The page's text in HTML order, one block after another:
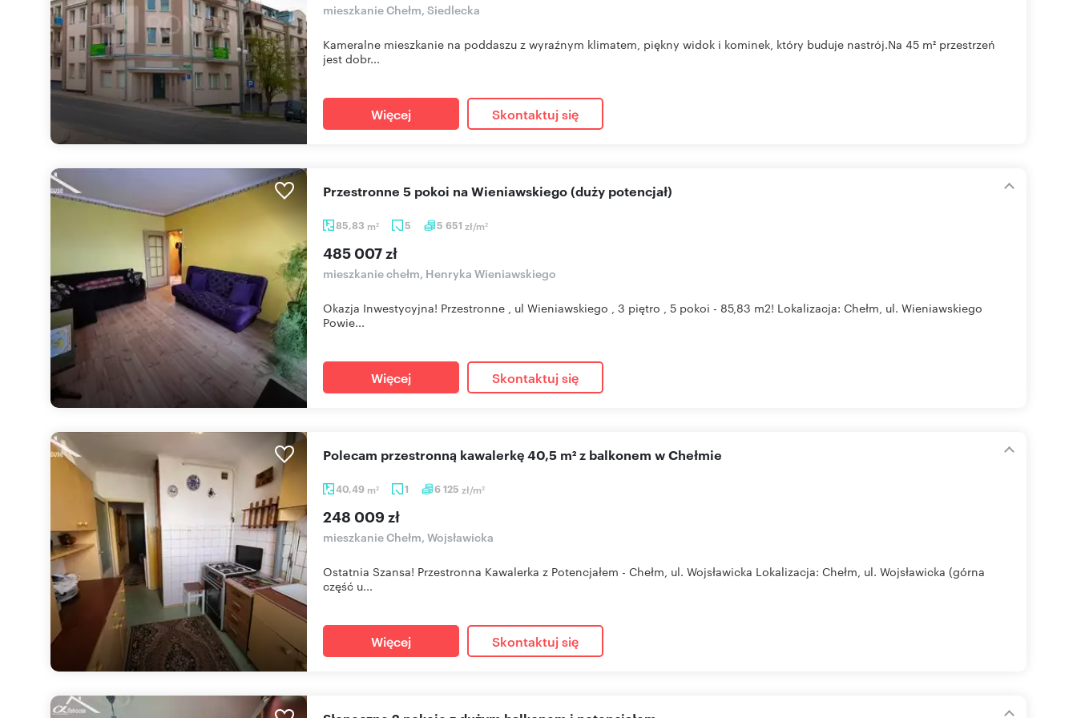
mieszkanie Chełm, Siedlecka
Kameralne mieszkanie na poddaszu z wyraźnym klimatem, piękny widok i kominek, który buduje nastrój.Na 45 m² przestrzeń
jest dobr...
Więcej Skontaktuj się
85,83 m2 5 5 651 zł/m2
Przestronne 5 pokoi na Wieniawskiego (duży potencjał)
485 007 zł
mieszkanie chełm, Henryka Wieniawskiego
Okazja Inwestycyjna! Przestronne , ul Wieniawskiego , 3 piętro , 5 pokoi - 85,83 m2! Lokalizacja: Chełm, ul. Wieniawskiego
Powie...
Więcej Skontaktuj się
40,49 m2 1 6 125 zł/m2
Polecam przestronną kawalerkę 40,5 m² z balkonem w Chełmie
248 009 zł
mieszkanie Chełm, Wojsławicka
Ostatnia Szansa! Przestronna Kawalerka z Potencjałem - Chełm, ul. Wojsławicka Lokalizacja: Chełm, ul. Wojsławicka (górna
część u...
Więcej Skontaktuj się